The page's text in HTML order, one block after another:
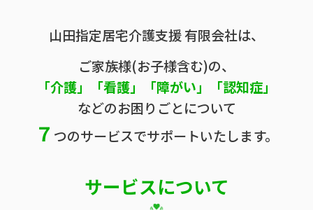
山田指定居宅介護支援 有限会社は、
ご家族様(お子様含む)の、
「介護」「看護」「障がい」「認知症」
などのお困りごとについて
７ つのサービスでサポートいたします。
サービスについて